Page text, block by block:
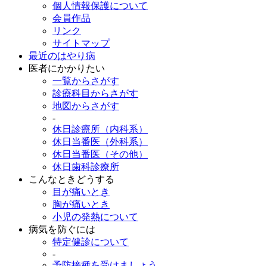
個人情報保護について
会員作品
リンク
サイトマップ
最近のはやり病
医者にかかりたい
一覧からさがす
診療科目からさがす
地図からさがす
-
休日診療所（内科系）
休日当番医（外科系）
休日当番医（その他）
休日歯科診療所
こんなときどうする
目が痛いとき
胸が痛いとき
小児の発熱について
病気を防ぐには
特定健診について
-